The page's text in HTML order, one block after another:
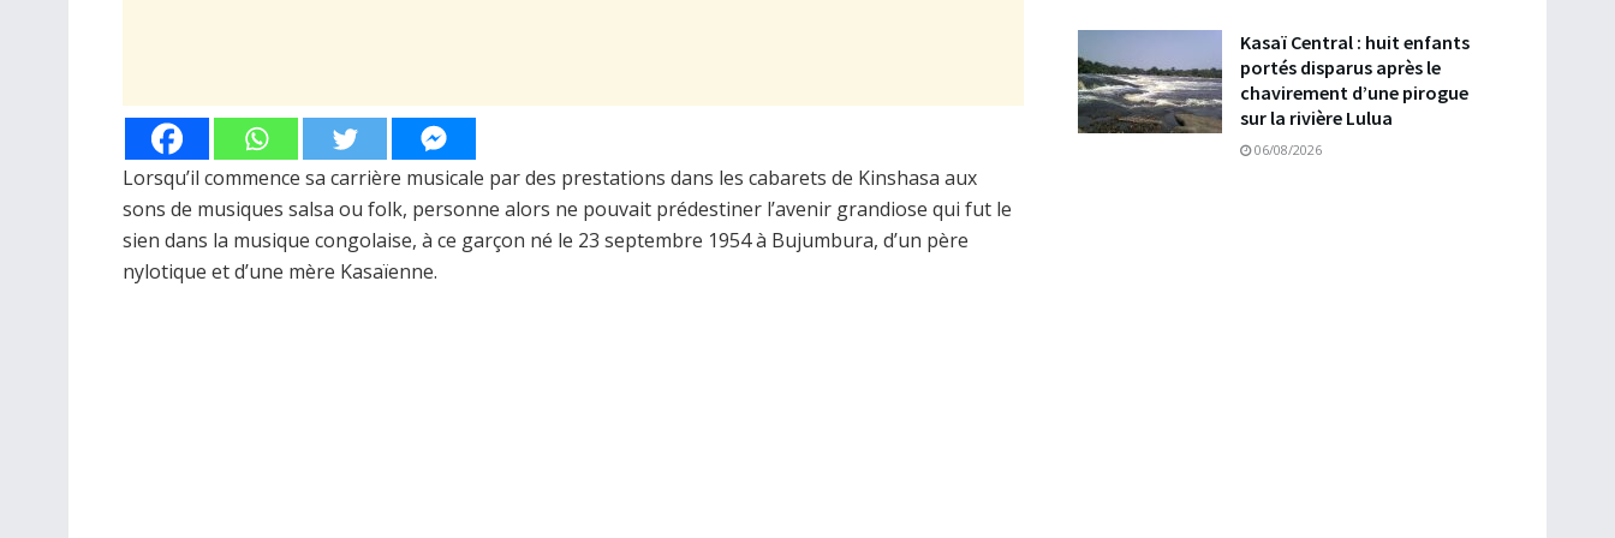
Lorsqu’il commence sa carrière musicale par des prestations dans les cabarets de Kinshasa aux
sons de musiques salsa ou folk, personne alors ne pouvait prédestiner l’avenir grandiose qui fut le
sien dans la musique congolaise, à ce garçon né le 23 septembre 1954 à Bujumbura, d’un père
nylotique et d’une mère Kasaïenne.
Kasaï Central : huit enfants
portés disparus après le
chavirement d’une pirogue
sur la rivière Lulua
06/08/2026